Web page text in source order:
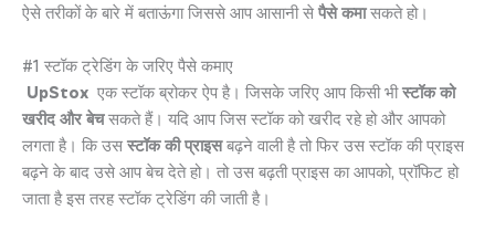
ऐसे तरीकों के बारे में बताऊंगा जिससे आप आसानी से पैसे कमासकते हो।
#1 स्टॉक ट्रेडिंग के जरिए पैसे कमाए
UpStox एक स्टॉक ब्रोकर ऐप है। जिसके जरिए आप किसी भीस्टॉक को
खरीद और बेचसकते हैं। यदि आप जिस स्टॉक को खरीद रहे हो और आपको
लगता है। कि उस स्टॉक की प्राइसबढ़ने वाली है तो फिर उस स्टॉक की प्राइस
बढ़ने के बाद उसे आप बेच देते हो। तो उस बढ़ती प्राइस का आपको, प्रॉफिट हो
जाता है इस तरह स्टॉक ट्रेडिंग की जाती है।